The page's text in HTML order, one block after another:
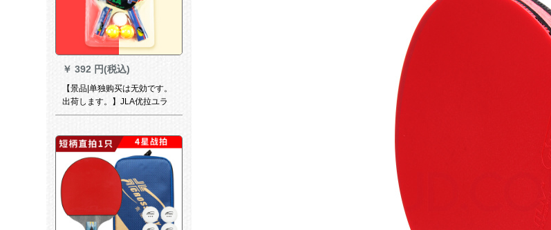
￥ 392 円(税込)
【景品|单独购买は无効です。
出荷します。】JLA优拉ユラ
ララストは初心者の学生に卓
【横撮り1冊＋ストレット1冊
＋卓球3冊】